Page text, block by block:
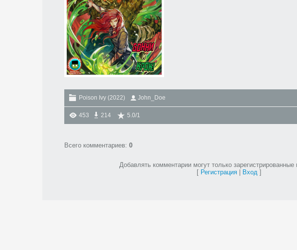
Poison Ivy (2022) John_Doe
453 214 5.0/1
Всего комментариев: 0
Добавлять комментарии могут только зарегистрированные
[ Регистрация| Вход]